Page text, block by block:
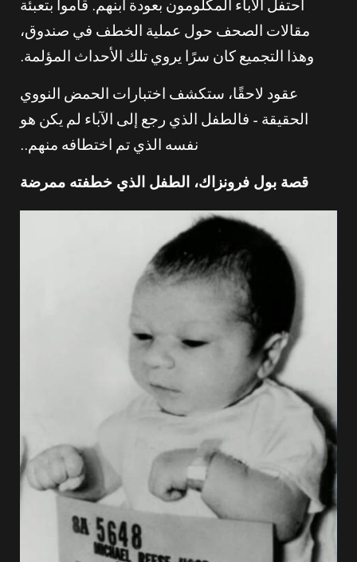
احتفل الآباء المكلومون بعودة ابنهم. قاموا بتعبئة
مقالات الصحف حول عملية الخطف في صندوق،
وهذا التجميع كان سرًا يروي تلك الأحداث المؤلمة.
عقود لاحقًا، ستكشف اختبارات الحمض النووي
الحقيقة – فالطفل الذي رجع إلى الآباء لم يكن هو
نفسه الذي تم اختطافه منهم..
قصة بول فرونزاك، الطفل الذي خطفته ممرضة